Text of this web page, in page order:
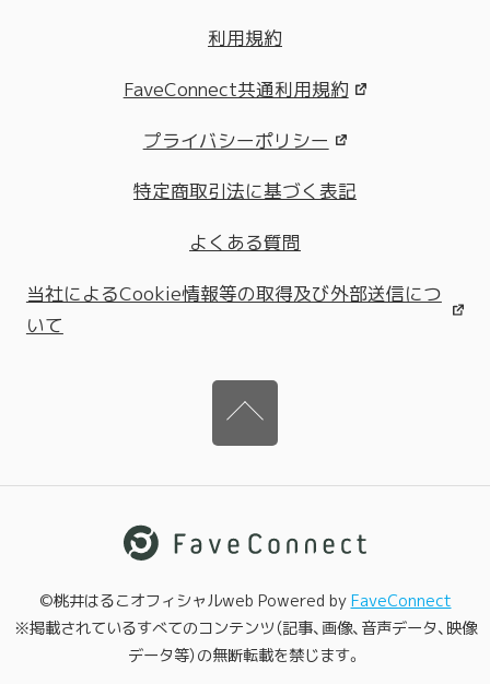
利用規約
FaveConnect共通利用規約
プライバシーポリシー
特定商取引法に基づく表記
よくある質問
当社によるCookie情報等の取得及び外部送信につ
いて
©桃井はるこオフィシャルweb Powered by FaveConnect
※掲載されているすべてのコンテンツ（記事、画像、音声データ、映像
データ等）の無断転載を禁じます。